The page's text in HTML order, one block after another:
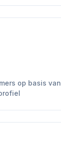
op basis van